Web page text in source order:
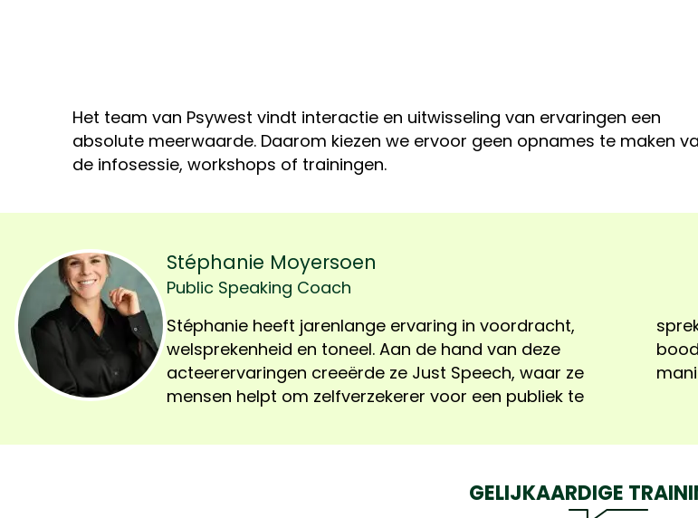
Het team van Psywest vindt interactie en uitwisseling van ervaringen een
absolute meerwaarde. Daarom kiezen we ervoor geen opnames te maken
de infosessie, workshops of trainingen.
Stéphanie Moyersoen
Public Speaking Coach
Stéphanie heeft jarenlange ervaring in voordracht,
welsprekenheid en toneel. Aan de hand van deze
acteerervaringen creeërde ze Just Speech, waar ze
mensen helpt om zelfverzekerer voor een publiek te
spreken. Ze gelooft dat elk persoon een waardevolle
boodschap heeft die gedeeld mag worden, op een
GELIJKAARDIGE